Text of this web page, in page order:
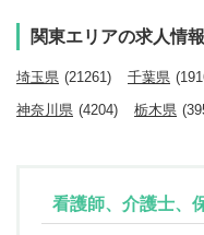
関東エリアの求人情
埼玉県 (21261) 千葉県
神奈川県 (4204) 栃木県
看護師、介護士、